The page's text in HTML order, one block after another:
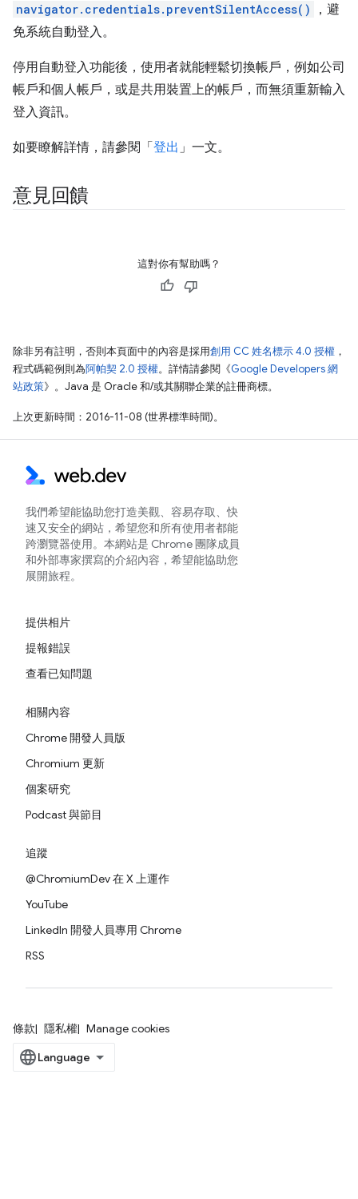
navigator.credentials.preventSilentAccess()
，避
免系統自動登入。
停用自動登入功能後，使用者就能輕鬆切換帳戶，例如公司
帳戶和個人帳戶，或是共用裝置上的帳戶，而無須重新輸入
登入資訊。
如要瞭解詳情，請參閱「 登出 」一文。
意見回饋
這對你有幫助嗎？
除非另有註明，否則本頁面中的內容是採用創用 CC 姓名標示 4.0 授權 ，
程式碼範例則為阿帕契 2.0 授權。詳情請參閱《Google Developers 網
站政策》。Java 是 Oracle 和/或其關聯企業的註冊商標。
上次更新時間：2016-11-08 (世界標準時間)。
我們希望能協助您打造美觀、容易存取、快
速又安全的網站，希望您和所有使用者都能
跨瀏覽器使用。本網站是 Chrome 團隊成員
和外部專家撰寫的介紹內容，希望能協助您
展開旅程。
提供相片
提報錯誤
查看已知問題
相關內容
Chrome 開發人員版
Chromium 更新
個案研究
Podcast 與節目
追蹤
@ChromiumDev 在 X 上運作
YouTube
LinkedIn 開發人員專用 Chrome
RSS
條款 隱私權 Manage cookies